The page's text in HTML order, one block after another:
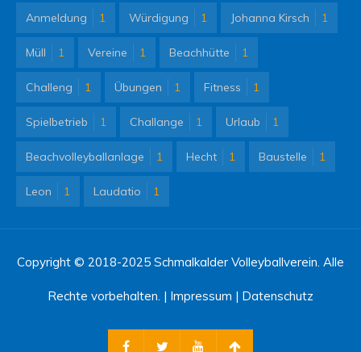
Anmeldung 1 Würdigung 1 Johanna Kirsch 1
Müll 1 Vereine 1 Beachhütte 1
Challeng 1 Übungen 1 Fitness 1
Spielbetrieb 1 Challange 1 Urlaub 1
Beachvolleyballanlage 1 Hecht 1 Baustelle 1
Leon 1 Laudatio 1
Copyright © 2018-2025 Schmalkalder Volleyballverein. Alle
Rechte vorbehalten. | Impressum | Datenschutz